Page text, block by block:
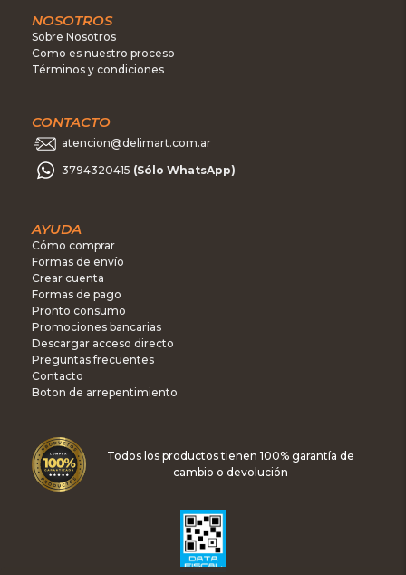
NOSOTROS
Sobre Nosotros
Como es nuestro proceso
Términos y condiciones
CONTACTO
atencion@delimart.com.ar
3794320415 (Sólo WhatsApp)
AYUDA
Cómo comprar
Formas de envío
Crear cuenta
Formas de pago
Pronto consumo
Promociones bancarias
Descargar acceso directo
Preguntas frecuentes
Contacto
Boton de arrepentimiento
Todos los productos tienen 100% garantía de
cambio o devolución